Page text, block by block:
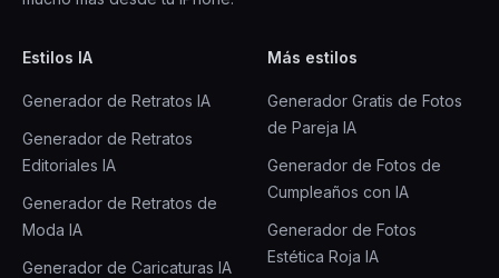
Estilos IA
Generador de Retratos IA
Generador de Retratos
Editoriales IA
Generador de Retratos de
Moda IA
Generador de Caricaturas IA
Más estilos
Generador Gratis de Fotos
de Pareja IA
Generador de Fotos de
Cumpleaños con IA
Generador de Fotos
Estética Roja IA